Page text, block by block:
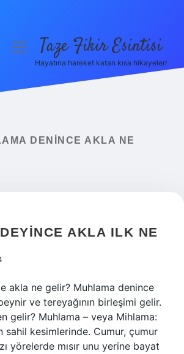
menüyüTaze Fikir Esintisi
Hayatına hareket katan kısa hikayeler!
DENINCE AKLA NE
AKLA ILK NE
akla ne gelir? Muhlama denince
ve tereyağının birleşimi gelir.
gelir? Muhlama – veya Mihlama:
sahil kesimlerinde. Cumur, çumur
yörelerde mısır unu yerine bayat